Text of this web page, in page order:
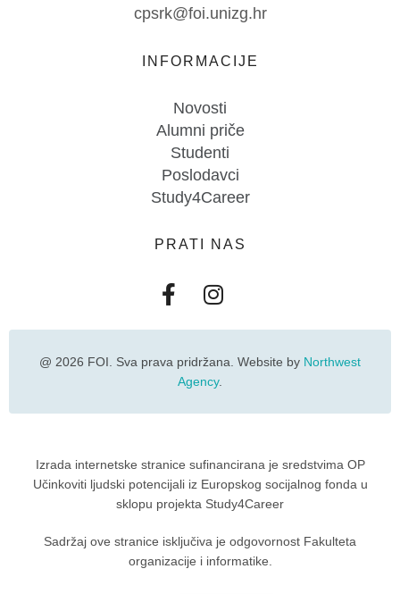
cpsrk@foi.unizg.hr
INFORMACIJE
Novosti
Alumni priče
Studenti
Poslodavci
Study4Career
PRATI NAS
@ 2026 FOI. Sva prava pridržana. Website by Northwest
Agency.
Izrada internetske stranice sufinancirana je sredstvima OP
Učinkoviti ljudski potencijali iz Europskog socijalnog fonda u
sklopu projekta Study4Career
Sadržaj ove stranice isključiva je odgovornost Fakulteta
organizacije i informatike.